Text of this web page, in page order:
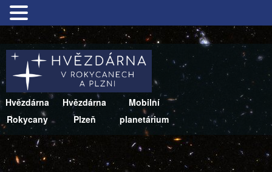
Hvězdárna
Rokycany
Hvězdárna
Plzeň
Mobilní
planetárium